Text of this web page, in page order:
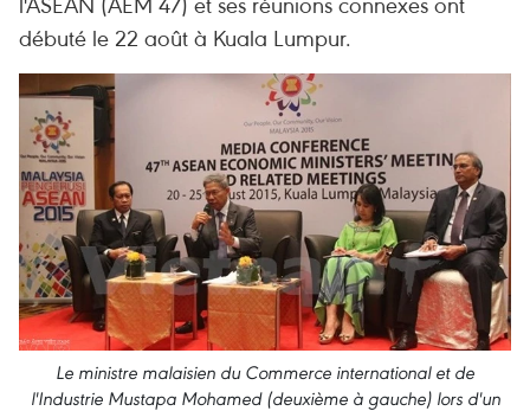
débuté le 22 août à Kuala Lumpur.
Le ministre malaisien du Commerce international et de
l'Industrie Mustapa Mohamed (deuxième à gauche) lors d'un